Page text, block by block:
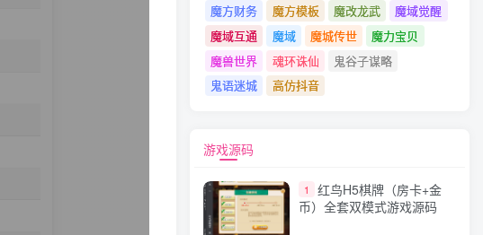
魔方财务
魔方模板 魔改龙武
魔域觉醒
魔域互通
魔域 魔城传世
魔力宝贝
魔兽世界
魂环诛仙
鬼谷子谋略
鬼语迷城
高仿抖音
游戏源码
1
红鸟H5棋牌（房卡+金
币）全套双模式游戏源码